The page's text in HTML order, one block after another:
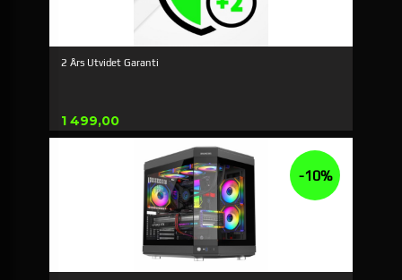
2 Års Utvidet Garanti
Pris
1 499,00
-10%